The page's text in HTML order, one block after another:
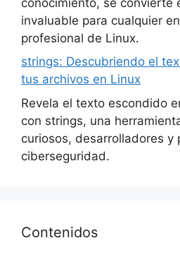
invaluable para cualquier
profesional de Linux.
strings: Descubriendo el
tus archivos en Linux
Revela el texto escondido
con strings, una
curiosos, desarrolladores y
ciberseguridad.
Contenidos